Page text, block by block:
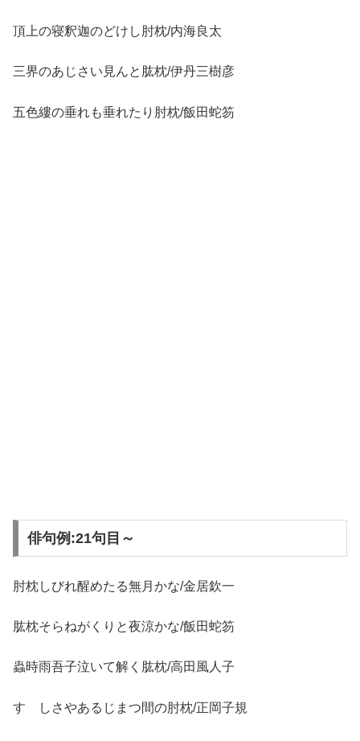
頂上の寝釈迦のどけし肘枕/内海良太
三界のあじさい見んと肱枕/伊丹三樹彦
五色縷の垂れも垂れたり肘枕/飯田蛇笏
俳句例:21句目～
肘枕しびれ醒めたる無月かな/金居欽一
肱枕そらねがくりと夜涼かな/飯田蛇笏
蟲時雨吾子泣いて解く肱枕/高田風人子
すゝしさやあるじまつ間の肘枕/正岡子規